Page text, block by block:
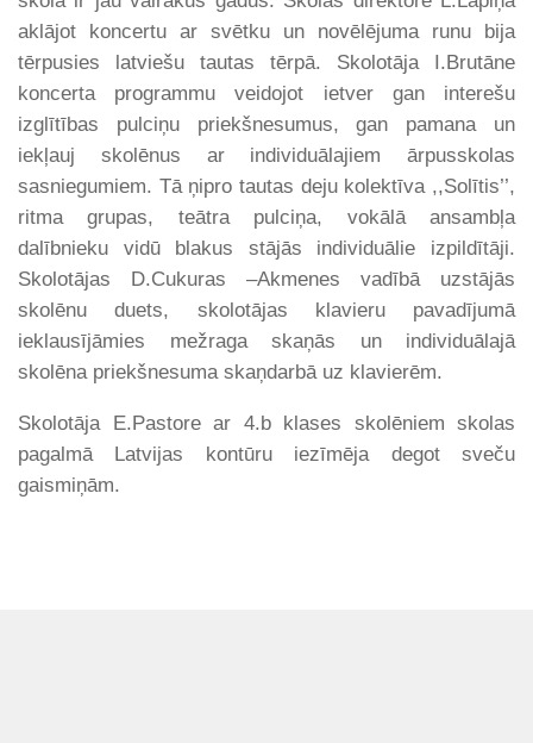
aklājot koncertu ar svētku un novēlējuma runu bija
tērpusies latviešu tautas tērpā. Skolotāja I.Brutāne
koncerta programmu veidojot ietver gan interešu
izglītības pulciņu priekšnesumus, gan pamana un
iekļauj skolēnus ar individuālajiem ārpusskolas
sasniegumiem. Tā ņipro tautas deju kolektīva ,,Solītis’’,
ritma grupas, teātra pulciņa, vokālā ansambļa
dalībnieku vidū blakus stājās individuālie izpildītāji.
Skolotājas D.Cukuras –Akmenes vadībā uzstājās
skolēnu duets, skolotājas klavieru pavadījumā
ieklausījāmies mežraga skaņās un individuālajā
skolēna priekšnesuma skaņdarbā uz klavierēm.
Skolotāja E.Pastore ar 4.b klases skolēniem skolas
pagalmā Latvijas kontūru iezīmēja degot sveču
gaismiņām.